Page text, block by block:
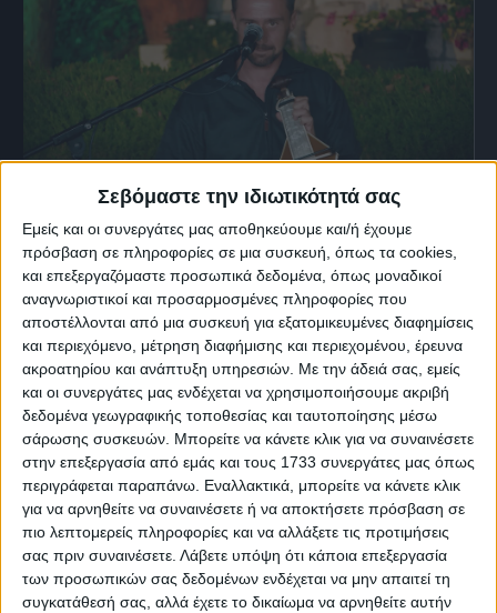
Σεβόμαστε την ιδιωτικότητά σας
Εμείς και οι συνεργάτες μας αποθηκεύουμε και/ή έχουμε
πρόσβαση σε πληροφορίες σε μια συσκευή, όπως τα cookies,
και επεξεργαζόμαστε προσωπικά δεδομένα, όπως μοναδικοί
αναγνωριστικοί και προσαρμοσμένες πληροφορίες που
αποστέλλονται από μια συσκευή για εξατομικευμένες διαφημίσεις
και περιεχόμενο, μέτρηση διαφήμισης και περιεχομένου, έρευνα
ακροατηρίου και ανάπτυξη υπηρεσιών. Με την άδειά σας, εμείς
και οι συνεργάτες μας ενδέχεται να χρησιμοποιήσουμε ακριβή
δεδομένα γεωγραφικής τοποθεσίας και ταυτοποίησης μέσω
σάρωσης συσκευών. Μπορείτε να κάνετε κλικ για να συναινέσετε
στην επεξεργασία από εμάς και τους 1733 συνεργάτες μας όπως
περιγράφεται παραπάνω. Εναλλακτικά, μπορείτε να κάνετε κλικ
για να αρνηθείτε να συναινέσετε ή να αποκτήσετε πρόσβαση σε
πιο λεπτομερείς πληροφορίες και να αλλάξετε τις προτιμήσεις
σας πριν συναινέσετε. Λάβετε υπόψη ότι κάποια επεξεργασία
των προσωπικών σας δεδομένων ενδέχεται να μην απαιτεί τη
συγκατάθεσή σας, αλλά έχετε το δικαίωμα να αρνηθείτε αυτήν
28 Μαρτίου, 2026
Κρήτες Καλλιτέχνες | Σήφης
Λιγοψυχάκης “Στειακός”